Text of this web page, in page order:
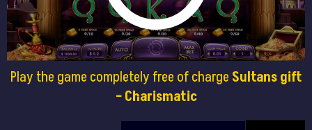
Play the game completely free of charge Sultans gift
– Charismatic